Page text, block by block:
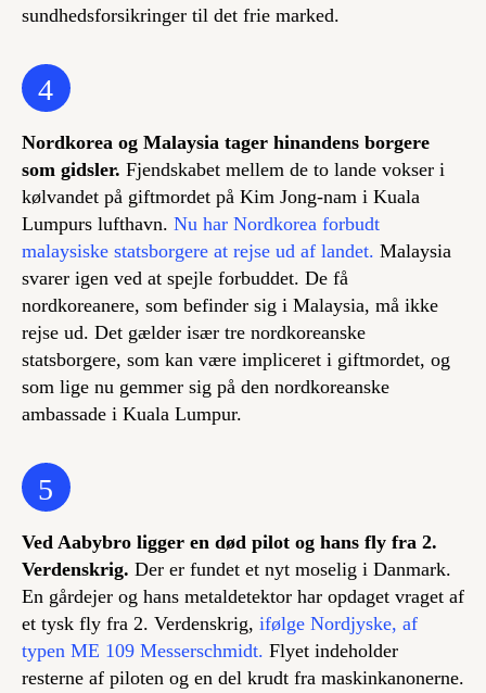
sundhedsforsikringer til det frie marked.
4
Nordkorea og Malaysia tager hinandens borgere
som gidsler. Fjendskabet mellem de to lande vokser i
kølvandet på giftmordet på Kim Jong-nam i Kuala
Lumpurs lufthavn. Nu har Nordkorea forbudt
malaysiske statsborgere at rejse ud af landet. Malaysia
svarer igen ved at spejle forbuddet. De få
nordkoreanere, som befinder sig i Malaysia, må ikke
rejse ud. Det gælder især tre nordkoreanske
statsborgere, som kan være impliceret i giftmordet, og
som lige nu gemmer sig på den nordkoreanske
ambassade i Kuala Lumpur.
5
Ved Aabybro ligger en død pilot og hans fly fra 2.
Verdenskrig. Der er fundet et nyt moselig i Danmark.
En gårdejer og hans metaldetektor har opdaget vraget af
et tysk fly fra 2. Verdenskrig, ifølge Nordjyske, af
typen ME 109 Messerschmidt. Flyet indeholder
resterne af piloten og en del krudt fra maskinkanonerne.